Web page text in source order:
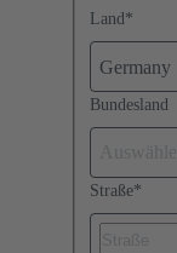
Land *
Germany
Bundesland
Straße*